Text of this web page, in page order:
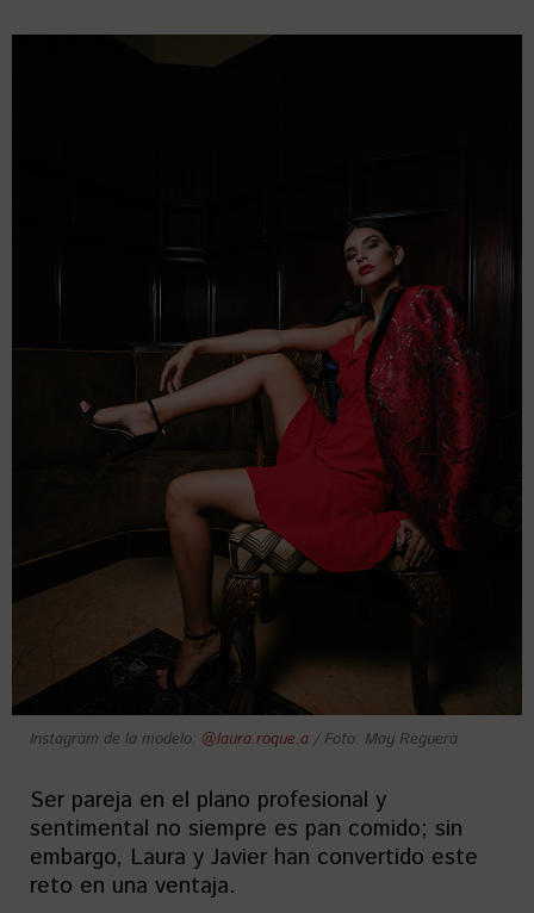
Instagram de la modelo: @laura.roque.a / Foto: May Reguera
Ser pareja en el plano profesional y
sentimental no siempre es pan comido; sin
embargo, Laura y Javier han convertido este
reto en una ventaja.